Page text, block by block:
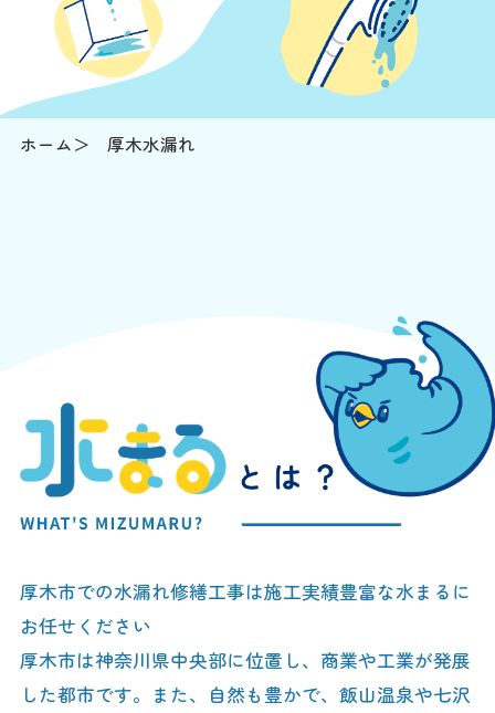
ホーム 厚木水漏れ
厚木市での水漏れ修繕工事は施工実績豊富な水まるに
お任せください
厚木市は神奈川県中央部に位置し、商業や工業が発展
した都市です。また、自然も豊かで、飯山温泉や七沢